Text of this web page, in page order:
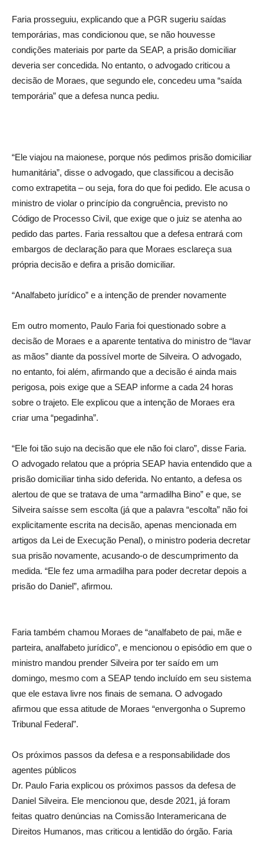
Faria prosseguiu, explicando que a PGR sugeriu saídas
temporárias, mas condicionou que, se não houvesse
condições materiais por parte da SEAP, a prisão domiciliar
deveria ser concedida. No entanto, o advogado criticou a
decisão de Moraes, que segundo ele, concedeu uma “saída
temporária” que a defesa nunca pediu.
“Ele viajou na maionese, porque nós pedimos prisão domiciliar
humanitária”, disse o advogado, que classificou a decisão
como extrapetita – ou seja, fora do que foi pedido. Ele acusa o
ministro de violar o princípio da congruência, previsto no
Código de Processo Civil, que exige que o juiz se atenha ao
pedido das partes. Faria ressaltou que a defesa entrará com
embargos de declaração para que Moraes esclareça sua
própria decisão e defira a prisão domiciliar.
“Analfabeto jurídico” e a intenção de prender novamente
Em outro momento, Paulo Faria foi questionado sobre a
decisão de Moraes e a aparente tentativa do ministro de “lavar
as mãos” diante da possível morte de Silveira. O advogado,
no entanto, foi além, afirmando que a decisão é ainda mais
perigosa, pois exige que a SEAP informe a cada 24 horas
sobre o trajeto. Ele explicou que a intenção de Moraes era
criar uma “pegadinha”.
“Ele foi tão sujo na decisão que ele não foi claro”, disse Faria.
O advogado relatou que a própria SEAP havia entendido que a
prisão domiciliar tinha sido deferida. No entanto, a defesa os
alertou de que se tratava de uma “armadilha Bino” e que, se
Silveira saísse sem escolta (já que a palavra “escolta” não foi
explicitamente escrita na decisão, apenas mencionada em
artigos da Lei de Execução Penal), o ministro poderia decretar
sua prisão novamente, acusando-o de descumprimento da
medida. “Ele fez uma armadilha para poder decretar depois a
prisão do Daniel”, afirmou.
Faria também chamou Moraes de “analfabeto de pai, mãe e
parteira, analfabeto jurídico”, e mencionou o episódio em que o
ministro mandou prender Silveira por ter saído em um
domingo, mesmo com a SEAP tendo incluído em seu sistema
que ele estava livre nos finais de semana. O advogado
afirmou que essa atitude de Moraes “envergonha o Supremo
Tribunal Federal”.
Os próximos passos da defesa e a responsabilidade dos
agentes públicos
Dr. Paulo Faria explicou os próximos passos da defesa de
Daniel Silveira. Ele mencionou que, desde 2021, já foram
feitas quatro denúncias na Comissão Interamericana de
Direitos Humanos, mas criticou a lentidão do órgão. Faria